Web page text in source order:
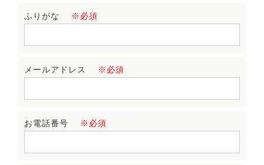
ふりがな ※必須
メールアドレス ※必須
お電話番号 ※必須